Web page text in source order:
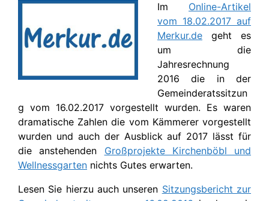
Im Online-Artikel
vom 18.02.2017 auf
Merkur.de geht es
um die
Jahresrechnung
2016 die in der
Gemeinderatssitzun
g vom 16.02.2017 vorgestellt wurden. Es waren
dramatische Zahlen die vom Kämmerer vorgestellt
wurden und auch der Ausblick auf 2017 lässt für
die anstehenden Großprojekte Kirchenböbl und
Wellnessgarten nichts Gutes erwarten.
Lesen Sie hierzu auch unseren Sitzungsbericht zur